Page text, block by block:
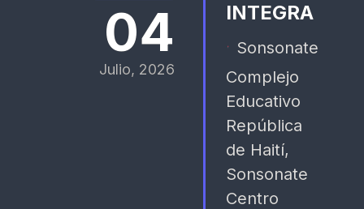
04
Julio, 2026
INTEGRA
Sonsonate
Complejo
Educativo
República
de Haití,
Sonsonate
Centro